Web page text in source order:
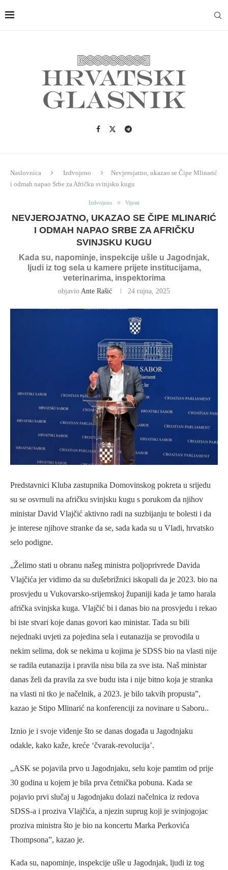
Naslovnica Izdvojeno
Nevjerojatno, ukazao se Čipe Mlinarić
i odmah napao Srbe za Afričku svinjsku kugu
Izdvojeno Vijesti
NEVJEROJATNO, UKAZAO SE ČIPE MLINARIĆ
I ODMAH NAPAO SRBE ZA AFRIČKU
SVINJSKU KUGU
Kada su, napominje, inspekcije ušle u Jagodnjak,
ljudi iz tog sela u kamere prijete institucijama,
veterinarima, inspektorima
objavio Ante Rašić 24 rujna, 2025
Predstavnici Kluba zastupnika Domovinskog pokreta u srijedu
su se osvrnuli na afričku svinjsku kugu s porukom da njihov
ministar David Vlajčić aktivno radi na suzbijanju te bolesti i da
je interese njihove stranke da se, sada kada su u Vladi, hrvatsko
selo podigne.
„Želimo stati u obranu našeg ministra poljoprivrede Davida
Vlajčića jer vidimo da su dušebrižnici iskopali da je 2023. bio na
prosvjedu u Vukovarsko-srijemskoj županiji kada je tamo harala
afrička svinjska kuga. Vlajčić bi i danas bio na prosvjedu i rekao
bi iste stvari koje danas govori kao ministar. Tada su bili
nejednaki uvjeti za pojedina sela i eutanazija se provodila u
nekim selima, dok se nekima u kojima je SDSS bio na vlasti nije
se radila eutanazija i pravila nisu bila za sve ista. Naš ministar
danas želi da pravila za sve budu ista i nije bitno koja je stranka
na vlasti ni tko je načelnik, a 2023. je bilo takvih propusta”,
kazao je Stipo Mlinarić na konferenciji za novinare u Saboru..
Iznio je i svoje viđenje što se danas događa u Jagodnjaku
odakle, kako kaže, kreće ‘čvarak-revolucija’.
„ASK se pojavila prvo u Jagodnjaku, selu koje pamtim od prije
30 godina u kojem je bila prva četnička pobuna. Kada se
pojavio prvi slučaj u Jagodnjaku dolazi načelnica iz redova
SDSS-a i proziva Vlajčića, a njezin suprug koji je svinjogojac
proziva ministra što je bio na koncertu Marka Perkovića
Thompsona”, kazao je.
Kada su, napominje, inspekcije ušle u Jagodnjak, ljudi iz tog